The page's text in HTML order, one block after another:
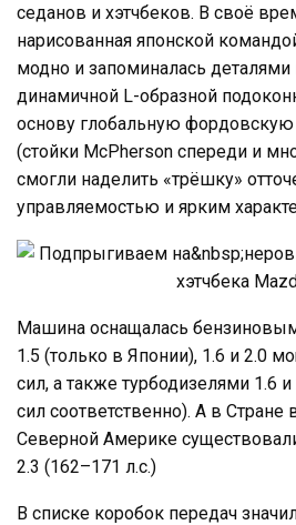
седанов и хэтчбеков. В своё
нарисованная японской
модно и запоминалась деталями
динамичной L-образной
основу глобальную фордовскую
(стойки McPherson спереди и
смогли наделить «трёшку»
управляемостью и ярким
Машина оснащалась
1.5 (только в Японии), 1.6 и 2.0
сил, а также турбодизелями 1.6
сил соответственно). А в Стране
Северной Америке
2.3 (162–171 л.с.)
В списке коробок передач